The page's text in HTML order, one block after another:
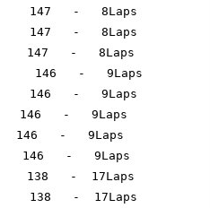
147   -   8Laps
147   -   8Laps
ク          147   -   8Laps
146   -   9Laps
146   -   9Laps
　        146   -   9Laps
　　　　  146   -   9Laps
　          146   -   9Laps
ー          138   -  17Laps
VI         138   -  17Laps